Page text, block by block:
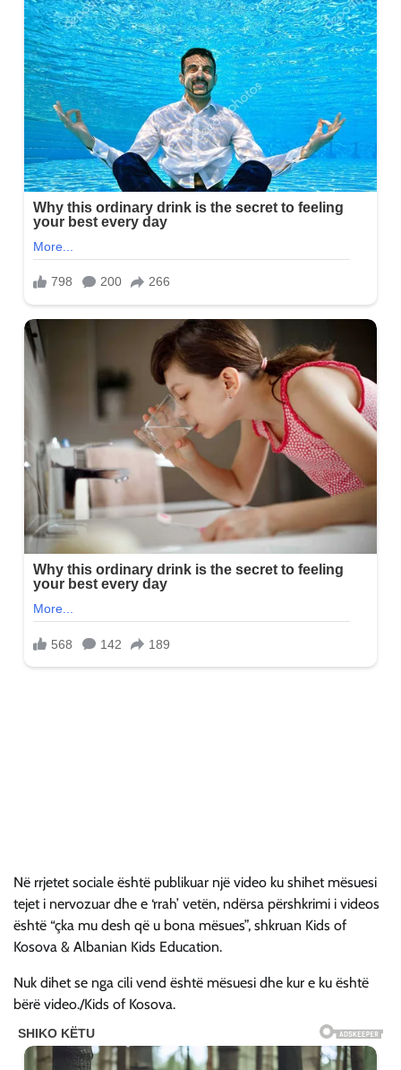
Në rrjetet sociale është publikuar një video ku shihet mësuesi
tejet i nervozuar dhe e ‘rrah’ vetën, ndërsa përshkrimi i videos
është “çka mu desh që u bona mësues”, shkruan Kids of
Kosova & Albanian Kids Education.
Nuk dihet se nga cili vend është mësuesi dhe kur e ku është
bërë video./Kids of Kosova.